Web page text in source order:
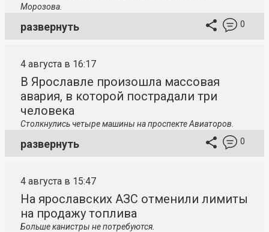
Морозова.
развернуть 0
4 августа в 16:17
В Ярославле произошла массовая
авария, в которой пострадали три
человека
Столкнулись четыре машины на проспекте Авиаторов.
развернуть 0
4 августа в 15:47
На ярославских АЗС отменили лимиты
на продажу топлива
Больше канистры не потребуются.